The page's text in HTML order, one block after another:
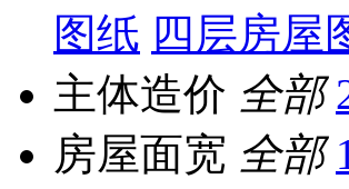
图纸 四层房屋
主体造价 全部
房屋面宽 全部